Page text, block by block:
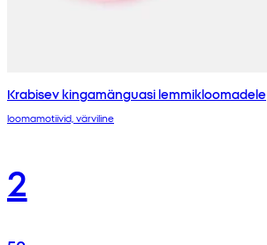
Krabisev kingamänguasi lemmikloomadele
loomamotiivid, värviline
2